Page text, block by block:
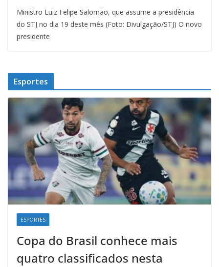
Ministro Luiz Felipe Salomão, que assume a presidência
do STJ no dia 19 deste mês (Foto: Divulgação/STJ) O novo
presidente
Esportes
ESPORTES
Copa do Brasil conhece mais
quatro classificados nesta